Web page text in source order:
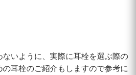
ないように、実際に耳栓を選ぶ際の
耳栓のご紹介もしますので参考に